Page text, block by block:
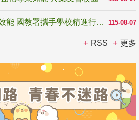
115-08-07
強化學習歷程檔案推動效能 國教署攜手學校精進行政與教學支持
RSS 更多